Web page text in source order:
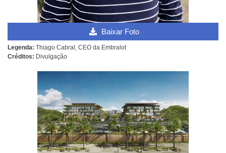
Baixar Foto
Legenda: Thiago Cabral, CEO da Embralot
Créditos: Divulgação